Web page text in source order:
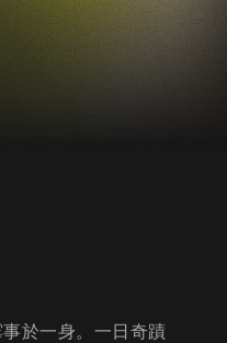
於一身。一日奇蹟